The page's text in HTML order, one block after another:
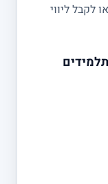
לקבל ליווי